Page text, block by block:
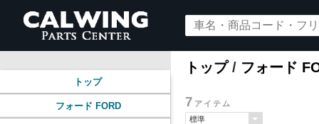
トップ
フォード FORD
トップ/ フォード
7 アイテム